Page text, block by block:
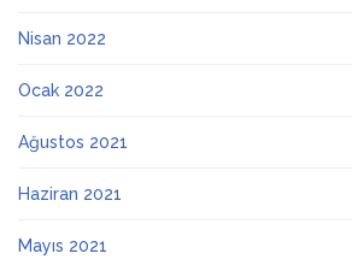
Nisan 2022
Ocak 2022
Ağustos 2021
Haziran 2021
Mayıs 2021